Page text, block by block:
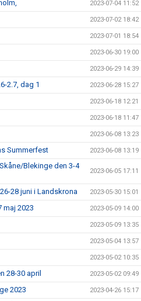
2023-07-04 11:52
2023-07-02 18:42
2023-07-01 18:54
2023-06-30 19:00
2023-06-29 14:39
2.7, dag 1 2023-06-28 15:27
2023-06-18 12:21
2023-06-18 11:47
2023-06-08 13:23
Summerfest 2023-06-08 13:19
Blekinge den 3-4
2023-06-05 17:11
28 juni i Landskrona 2023-05-30 15:01
maj 2023 2023-05-09 14:00
2023-05-09 13:35
2023-05-04 13:57
2023-05-02 10:35
28-30 april 2023-05-02 09:49
2023 2023-04-26 15:17